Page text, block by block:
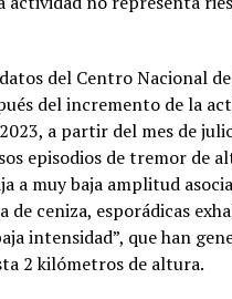
del Centro Nacional
del incremento de la
a partir del mes de
episodios de tremor de
a muy baja amplitud
de ceniza, esporádicas
intensidad”, que han
2 kilómetros de altura.